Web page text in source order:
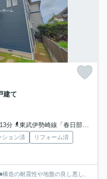
建て
分
東武伊勢崎線「春日部」駅 徒歩24分
ション済
リフォーム済